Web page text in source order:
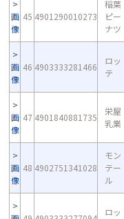
画
像
45 4901290010273
稲葉
ピー
ナツ
画
像
46 4903333281466
ロッ
テ
画
像
47 4901840881735
栄屋
乳業
画
像
48 4902751341028
モン
テー
ル
ロッ